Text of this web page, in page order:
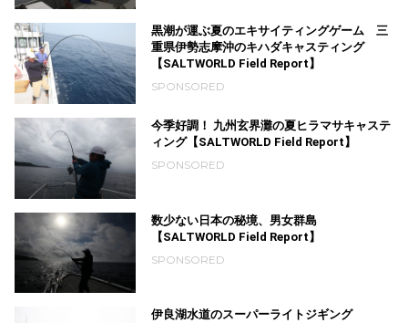
黒潮が運ぶ夏のエキサイティングゲーム 三
重県伊勢志摩沖のキハダキャスティング
【SALTWORLD Field Report】
SPONSORED
今季好調！ 九州玄界灘の夏ヒラマサキャステ
ィング【SALTWORLD Field Report】
SPONSORED
数少ない日本の秘境、男女群島
【SALTWORLD Field Report】
SPONSORED
伊良湖水道のスーパーライトジギング